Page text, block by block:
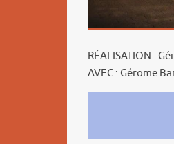
RÉALISATION :
AVEC : Gérome